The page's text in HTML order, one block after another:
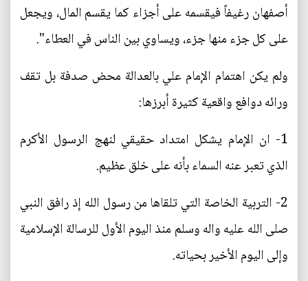
أصفهان رغيفاً فيقسمه على أجزاء كما يقسم المال، ويجعل
على كل جزء منها جزء، ويساوي بين الناس في العطاء".
ولم يكن اهتمام الإمام علي بالعدالة محض صدفة بل تقف
ورائه دوافع واقعية كثيرة أبرزها:
1- ان الإمام يشكل امتداد حقيقي لنهج الرسول الأكرم
الذي تعبر عنه السماء بأنه على خلق عظيم.
2- التربية الخاصة التي تلقاها من رسول الله إذ رافق النبي
صلى الله عليه واله وسلم منذ اليوم الأول للرسالة الإسلامية
وإلى اليوم الأخير بحياته.